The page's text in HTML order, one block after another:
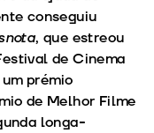
conseguiu
, que estreou
de Cinema
prémio
de Melhor Filme
longa-